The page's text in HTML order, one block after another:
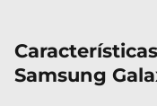
Samsung